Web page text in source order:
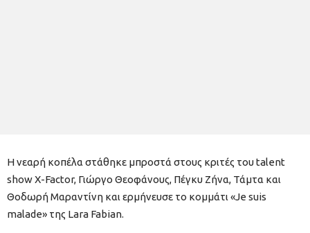
Η νεαρή κοπέλα στάθηκε μπροστά στους κριτές του talent
show Χ-Factor, Γιώργο Θεοφάνους, Πέγκυ Ζήνα, Τάμτα και
Θοδωρή Μαραντίνη και ερμήνευσε το κομμάτι «Je suis
malade» της Lara Fabian.